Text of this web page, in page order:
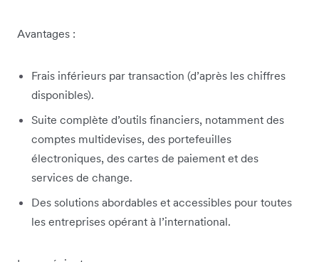
Avantages :
Frais inférieurs par transaction (d’après les chiffres
disponibles).
Suite complète d’outils financiers, notamment des
comptes multidevises, des portefeuilles
électroniques, des cartes de paiement et des
services de change.
Des solutions abordables et accessibles pour toutes
les entreprises opérant à l’international.